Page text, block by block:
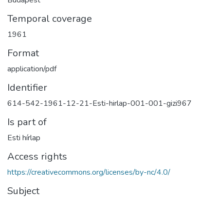
Temporal coverage
1961
Format
application/pdf
Identifier
614-542-1961-12-21-Esti-hirlap-001-001-gizi967
Is part of
Esti hírlap
Access rights
https://creativecommons.org/licenses/by-nc/4.0/
Subject